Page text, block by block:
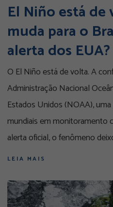
El Niño está de
muda para o
alerta dos EUA?
O El Niño está de volta. A
Administração Nacional
Estados Unidos (NOAA),
mundiais em monitoramento
alerta oficial, o fenômeno
LEIA MAIS